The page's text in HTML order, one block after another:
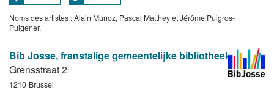
Noms des artistes : Alain Munoz, Pascal Matthey et Jérôme Puigros-
Puigener.
Bib Josse, franstalige gemeentelijke bibliotheek
Grensstraat 2
1210 Brussel